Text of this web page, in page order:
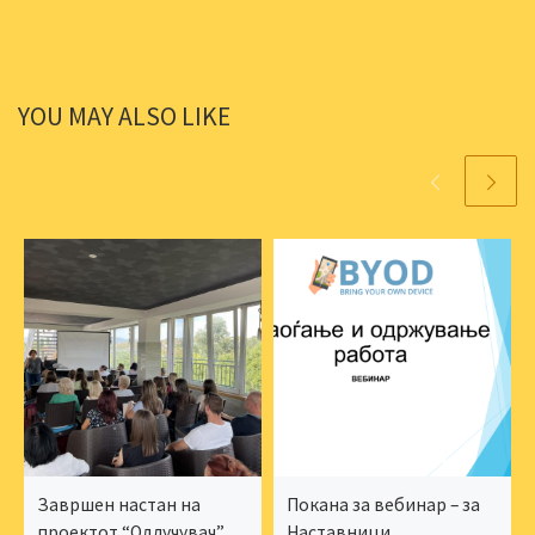
YOU MAY ALSO LIKE
Завршен настан на
Покана за вебинар – за